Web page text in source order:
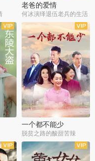
老爸的爱情
何冰演绎退伍老兵的生活
全36集
一个都不能少
脱贫之路的酸甜苦辣
全23集